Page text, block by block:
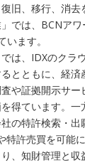
旧、移行、消去
では、BCNア
ます。
は、IDXのクラ
とともに、経
や証拠開示サ
得ています。
の特許検索・出
特許売買を可能
、知財管理と